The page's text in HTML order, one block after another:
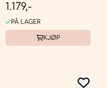
KUNSTIGE ...
1.179,-
PÅ LAGER
KJØP